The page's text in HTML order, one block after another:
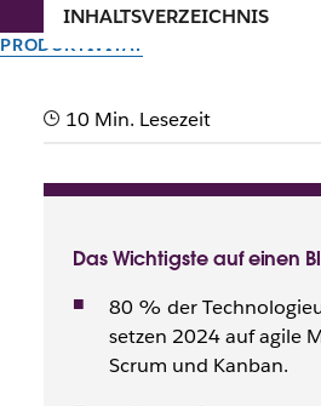
PRODUKTIVITÄT
Agiles
Kanban einfach
Egal, wen du fragst – agiles
Vom Slack-Team
INHALTSVERZEICHNIS
10 Min. Lesezeit
Das Wichtigste auf einen
80 % der
setzen 2024 auf agile
Scrum und Kanban.